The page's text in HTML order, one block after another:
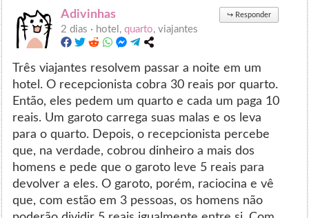
Adivinhas ↪ Responder
2 dias · hotel,quarto, viajantes
Três viajantes resolvem passar a noite em um
hotel. O recepcionista cobra 30 reais por quarto.
Então, eles pedem um quarto e cada um paga 10
reais. Um garoto carrega suas malas e os leva
para o quarto. Depois, o recepcionista percebe
que, na verdade, cobrou dinheiro a mais dos
homens e pede que o garoto leve 5 reais para
devolver a eles. O garoto, porém, raciocina e vê
que, com estão em 3 pessoas, os homens não